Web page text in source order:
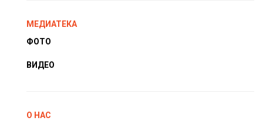
МЕДИАТЕКА
ФОТО
ВИДЕО
О НАС